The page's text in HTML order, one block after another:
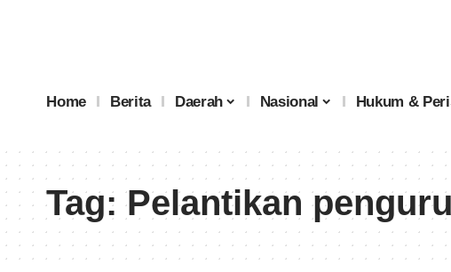
Home Berita Daerah Nasional Hukum &
Tag:Pelantikan